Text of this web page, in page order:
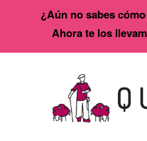
¿Aún no sabes
Ahora te los